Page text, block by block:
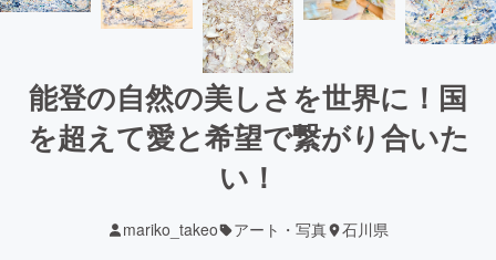
能登の自然の美しさを世界に！国
を超えて愛と希望で繋がり合いた
い！
mariko_takeo アート・写真 石川県